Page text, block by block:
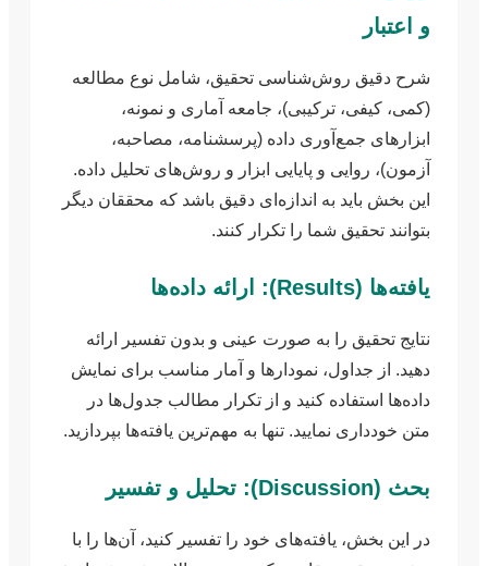
و اعتبار
شرح دقیق روش‌شناسی تحقیق، شامل نوع مطالعه
(کمی، کیفی، ترکیبی)، جامعه آماری و نمونه،
ابزارهای جمع‌آوری داده (پرسشنامه، مصاحبه،
آزمون)، روایی و پایایی ابزار و روش‌های تحلیل داده.
این بخش باید به اندازه‌ای دقیق باشد که محققان دیگر
بتوانند تحقیق شما را تکرار کنند.
یافته‌ها (Results): ارائه داده‌ها
نتایج تحقیق را به صورت عینی و بدون تفسیر ارائه
دهید. از جداول، نمودارها و آمار مناسب برای نمایش
داده‌ها استفاده کنید و از تکرار مطالب جدول‌ها در
متن خودداری نمایید. تنها به مهم‌ترین یافته‌ها بپردازید.
بحث (Discussion): تحلیل و تفسیر
در این بخش، یافته‌های خود را تفسیر کنید، آن‌ها را با